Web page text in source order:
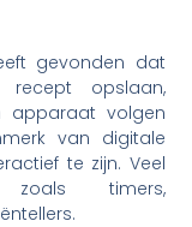
gevonden dat
opslaan,
apparaat volgen
van digitale
te zijn. Veel
timers,